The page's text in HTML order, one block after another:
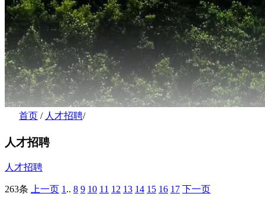
首页 / 人才招聘/
人才招聘
人才招聘
263条 上一页 1 .. 8 9 10 11 12 13 14 15 16 17 下一页